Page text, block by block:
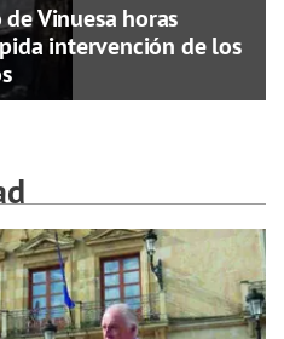
Vinuesa horas
intervención de los